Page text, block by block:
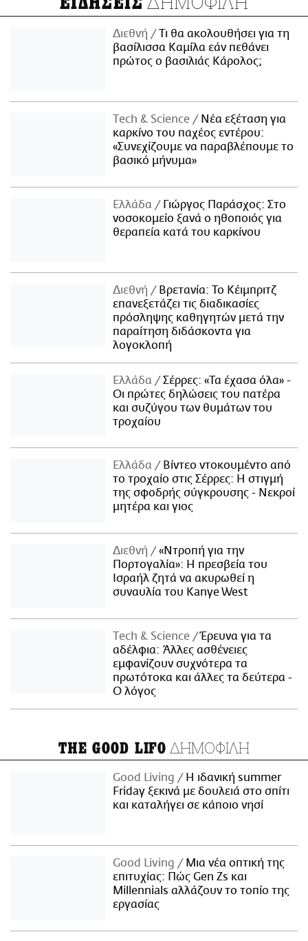
Διεθνή
Τι θα ακολουθήσει για τη
βασίλισσα Καμίλα εάν πεθάνει
πρώτος ο βασιλιάς Κάρολος;
Τech & Science
Νέα εξέταση για
καρκίνο του παχέος εντέρου:
«Συνεχίζουμε να παραβλέπουμε το
βασικό μήνυμα»
Ελλάδα
Γιώργος Παράσχος: Στο
νοσοκομείο ξανά ο ηθοποιός για
θεραπεία κατά του καρκίνου
Διεθνή
Βρετανία: Το Κέιμπριτζ
επανεξετάζει τις διαδικασίες
πρόσληψης καθηγητών μετά την
παραίτηση διδάσκοντα για
λογοκλοπή
Ελλάδα
Σέρρες: «Τα έχασα όλα» -
Οι πρώτες δηλώσεις του πατέρα
και συζύγου των θυμάτων του
τροχαίου
Ελλάδα
Βίντεο ντοκουμέντο από
το τροχαίο στις Σέρρες: Η στιγμή
της σφοδρής σύγκρουσης - Νεκροί
μητέρα και γιος
Διεθνή
«Ντροπή για την
Πορτογαλία»: Η πρεσβεία του
Ισραήλ ζητά να ακυρωθεί η
συναυλία του Kanye West
Τech & Science
Έρευνα για τα
αδέλφια: Άλλες ασθένειες
εμφανίζουν συχνότερα τα
πρωτότοκα και άλλες τα δεύτερα -
Ο λόγος
THE GOOD LIFO ΔΗΜΟΦΙΛΗ
Good Living
Η ιδανική summer
Friday ξεκινά με δουλειά στο σπίτι
και καταλήγει σε κάποιο νησί
Good Living
Μια νέα οπτική της
επιτυχίας: Πώς Gen Zs και
Millennials αλλάζουν το τοπίο της
εργασίας